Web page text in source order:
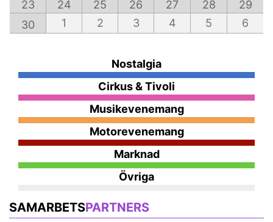
23
24 25 26 27 28
29
30
1 2 3 4 5 6
Nostalgia
Cirkus & Tivoli
Musikevenemang
Motorevenemang
Marknad
Övriga
SAMARBETSPARTNERS